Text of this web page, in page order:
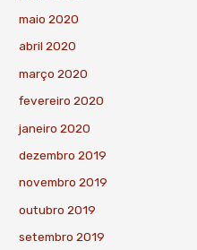
maio 2020
abril 2020
março 2020
fevereiro 2020
janeiro 2020
dezembro 2019
novembro 2019
outubro 2019
setembro 2019